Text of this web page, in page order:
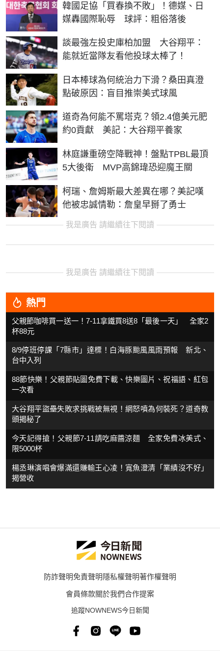
韓國足協「買春換不敗」！德媒、日
媒轟國際恥辱 球評：粗俗落後
談最強左投史庫柏加盟 大谷翔平：
能就近當隊友看他投球太棒了！
日本棒球為何統治力下滑？桑田真澄
點破原因：盲目推崇美式球風
道奇為何能不罵塔克？領2.4億美元肥
約0貢獻 美記：大谷翔平養家
林庭謙重磅空降戰神！盤點TPBL最頂
5大後衛 MVP高錦瑋恐迎魔王關
柯瑞、詹姆斯最大差異在哪？美記嘆
他被忠誠情勒：詹皇早掰了勇士
我是廣告 請繼續往下閱讀
我是廣告 請繼續往下閱讀
熱門
父親節咖啡買一送一！7-11拿鐵買8送8「最後一天」 全家2
杯88元
8/9停班停課「7縣市」達標！白海豚颱風風雨預報 新北、
台中入列
88節快樂！父親節貼圖免費下載、快樂圖片、祝福語、紅包
一次看
大谷翔平盜壘失敗求挑戰被無視！網怒噴為何裝死？道奇教
頭揭秘了
今天記得搶！父親節7-11請吃麻醬涼麵 全家免費冰美式、
限5000杯
楊丞琳演唱會爆滿還賺輸王心凌！寬魚澄清「業績沒不好」
揭營收
防詐聲明免責聲明隱私權聲明著作權聲明
會員條款關於我們合作提案
追蹤NOWNEWS今日新聞